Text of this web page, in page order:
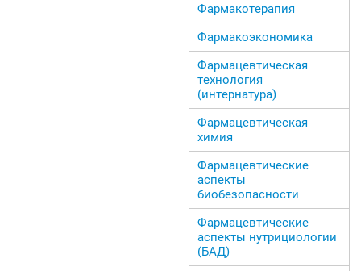
Фармакотерапия
Фармакоэкономика
Фармацевтическая
технология
(интернатура)
Фармацевтическая
химия
Фармацевтические
аспекты
биобезопасности
Фармацевтические
аспекты нутрициологии
(БАД)